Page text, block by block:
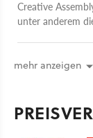
Creative
unter anderem
mehr anzeigen